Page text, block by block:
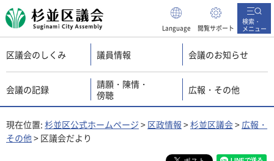
杉並区議会
Language 閲覧サポート
検索・
メニュー
区議会のしくみ 議員情報 会議のお知らせ
会議の記録
請願・陳情・
傍聴
広報・その他
現在位置: 杉並区公式ホームページ > 区政情報 >杉並区議会> 広報・
その他> 区議会だより